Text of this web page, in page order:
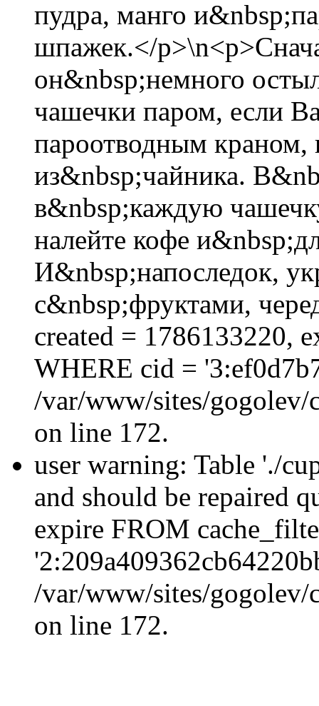
пудра, манго
шпажек.</
он&nbsp;немного
чашечки паром, если
пароотводным краном,
из&nbsp;чайника.
в&nbsp;каждую
налейте кофе
И&nbsp;напоследок,
с&nbsp;фруктами,
created = 1786133220,
WHERE cid =
/var/www/sites/gogolev/
on line 172.
user warning: Table './
and should be repaired
expire FROM
/var/www/sites/gogolev/
on line 172.